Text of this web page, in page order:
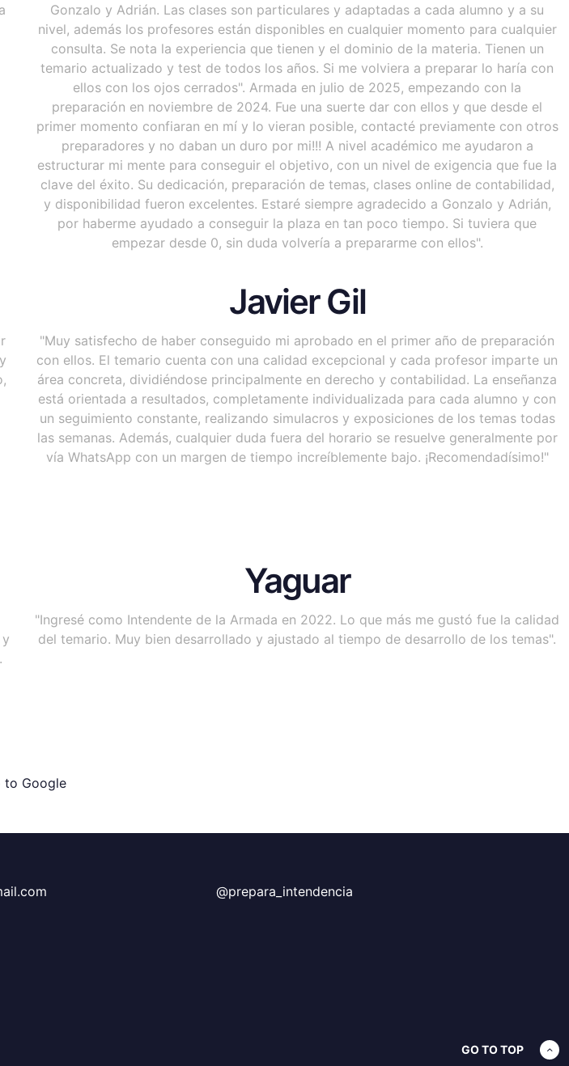
Gonzalo y Adrián. Las clases son particulares y adaptadas a cada alumno y a su
nivel, además los profesores están disponibles en cualquier momento para cualquier
consulta. Se nota la experiencia que tienen y el dominio de la materia. Tienen un
temario actualizado y test de todos los años. Si me volviera a preparar lo haría con
ellos con los ojos cerrados". Armada en julio de 2025, empezando con la
preparación en noviembre de 2024. Fue una suerte dar con ellos y que desde el
primer momento confiaran en mí y lo vieran posible, contacté previamente con otros
preparadores y no daban un duro por mi!!! A nivel académico me ayudaron a
estructurar mi mente para conseguir el objetivo, con un nivel de exigencia que fue la
clave del éxito. Su dedicación, preparación de temas, clases online de contabilidad,
y disponibilidad fueron excelentes. Estaré siempre agradecido a Gonzalo y Adrián,
por haberme ayudado a conseguir la plaza en tan poco tiempo. Si tuviera que
empezar desde 0, sin duda volvería a prepararme con ellos".
Javier Gil
"Muy satisfecho de haber conseguido mi aprobado en el primer año de preparación
con ellos. El temario cuenta con una calidad excepcional y cada profesor imparte un
área concreta, dividiéndose principalmente en derecho y contabilidad. La enseñanza
está orientada a resultados, completamente individualizada para cada alumno y con
un seguimiento constante, realizando simulacros y exposiciones de los temas todas
las semanas. Además, cualquier duda fuera del horario se resuelve generalmente por
vía WhatsApp con un margen de tiempo increíblemente bajo. ¡Recomendadísimo!"
Yaguar
"Ingresé como Intendente de la Armada en 2022. Lo que más me gustó fue la calidad
del temario. Muy bien desarrollado y ajustado al tiempo de desarrollo de los temas".
to Google
@prepara_intendencia
GO TO TOP